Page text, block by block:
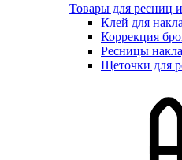
Товары для ресниц
Клей для
Коррекция
Ресницы
Щеточки для